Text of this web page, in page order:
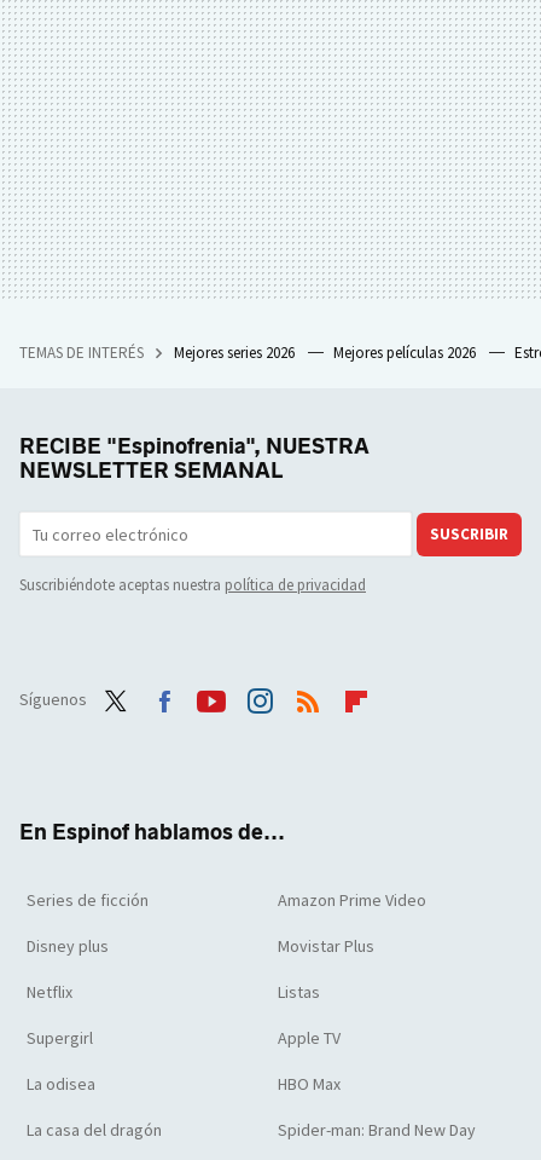
TEMAS DE INTERÉS Mejores series 2026 Mejores películas 2026
RECIBE "Espinofrenia", NUESTRA
NEWSLETTER SEMANAL
SUSCRIBIR
Suscribiéndote aceptas nuestra política de privacidad
Síguenos
En Espinof hablamos de...
Series de ficción Amazon Prime Video
Disney plus Movistar Plus
Netflix Listas
Supergirl Apple TV
La odisea HBO Max
La casa del dragón Spider-man: Brand New Day